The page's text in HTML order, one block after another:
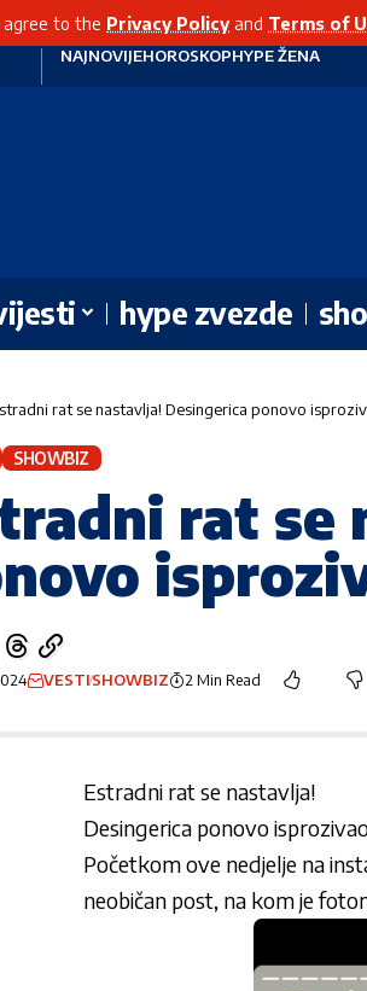
agree to the Privacy Policyand Terms of
NAJNOVIJEHOROSKOPHYPE ŽENA
hype zvezde
rat se nastavlja! Desingerica ponovo
SHOWBIZ
rat se
VESTISHOWBIZ 2 Min Read
Estradni rat se nastavlja!
Desingerica ponovo
Početkom ove nedjelje na
neobičan post, na kom je